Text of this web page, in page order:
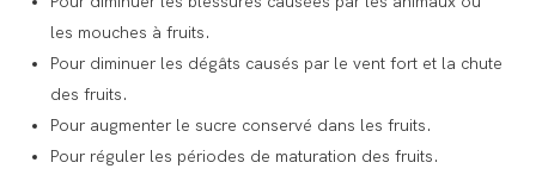
les mouches à fruits.
Pour diminuer les dégâts causés par le vent fort et la chute
des fruits.
Pour augmenter le sucre conservé dans les fruits.
Pour réguler les périodes de maturation des fruits.